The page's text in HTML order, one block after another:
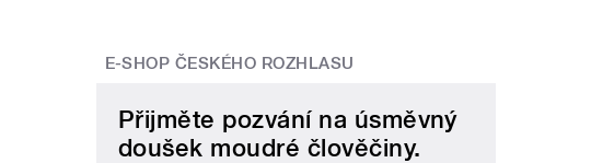
E-SHOP ČESKÉHO ROZHLASU
Přijměte pozvání na úsměvný
doušek moudré člověčiny.